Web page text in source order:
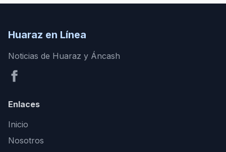
Huaraz en Línea
Noticias de Huaraz y Áncash
Enlaces
Inicio
Nosotros